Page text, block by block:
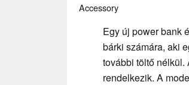
Accessory
Egy új power bank
bárki számára, aki
további töltő nélkül.
rendelkezik. A